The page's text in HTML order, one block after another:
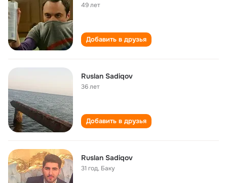
49 лет
Добавить в друзья
Ruslan Sadiqov
36 лет
Добавить в друзья
Ruslan Sadiqov
31 год, Баку